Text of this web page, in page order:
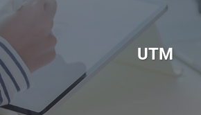
UTM